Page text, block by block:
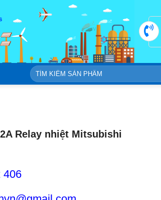
Tìm
kiếm:
Relay nhiệt Mitsubishi
406